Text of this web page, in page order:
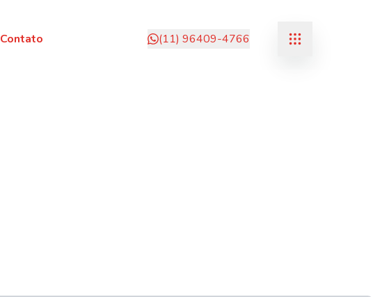
Contato (11) 96409-4766